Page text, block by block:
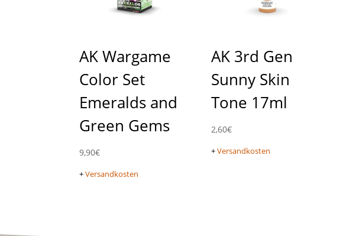
AK Wargame
Color Set
Emeralds and
Green Gems
9,90€
+Versandkosten
AK 3rd Gen
Sunny Skin
Tone 17ml
2,60€
+Versandkosten